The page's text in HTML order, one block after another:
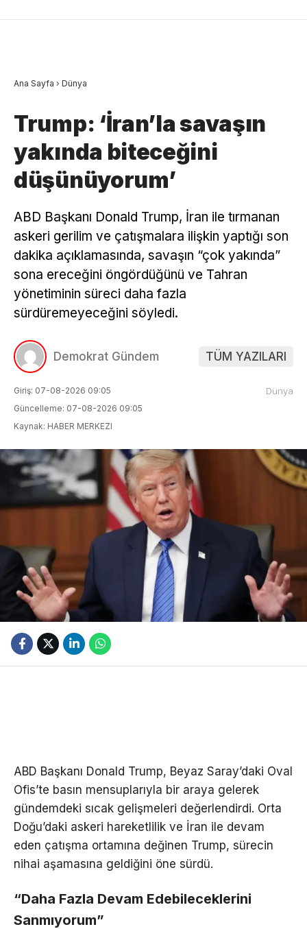
Ana Sayfa › Dünya
Trump: ‘İran’la savaşın
yakında biteceğini
düşünüyorum’
ABD Başkanı Donald Trump, İran ile tırmanan
askeri gerilim ve çatışmalara ilişkin yaptığı son
dakika açıklamasında, savaşın “çok yakında”
sona ereceğini öngördüğünü ve Tahran
yönetiminin süreci daha fazla
sürdüremeyeceğini söyledi.
Demokrat Gündem TÜM YAZILARI
Giriş: 07-08-2026 09:05
Güncelleme: 07-08-2026 09:05
Kaynak: HABER MERKEZI
Dünya
ABD Başkanı Donald Trump, Beyaz Saray’daki Oval
Ofis’te basın mensuplarıyla bir araya gelerek
gündemdeki sıcak gelişmeleri değerlendirdi. Orta
Doğu’daki askeri hareketlilik ve İran ile devam
eden çatışma ortamına değinen Trump, sürecin
nihai aşamasına geldiğini öne sürdü.
“Daha Fazla Devam Edebileceklerini
Sanmıyorum”